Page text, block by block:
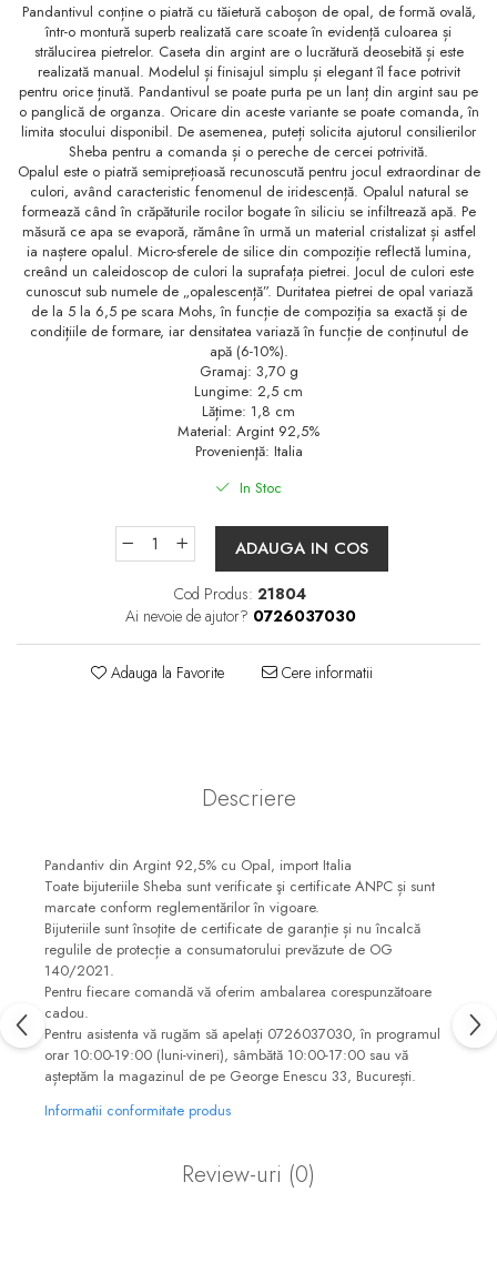
Pandantivul conține o piatră cu tăietură caboșon de opal, de formă ovală,
într-o montură superb realizată care scoate în evidență culoarea și
strălucirea pietrelor. Caseta din argint are o lucrătură deosebită și este
realizată manual. Modelul și finisajul simplu și elegant îl face potrivit
pentru orice ținută. Pandantivul se poate purta pe un lanț din argint sau pe
o panglică de organza. Oricare din aceste variante se poate comanda, în
limita stocului disponibil. De asemenea, puteți solicita ajutorul consilierilor
Sheba pentru a comanda și o pereche de cercei potrivită.
Opalul este o piatră semiprețioasă recunoscută pentru jocul extraordinar de
culori, având caracteristic fenomenul de iridescență. Opalul natural se
formează când în crăpăturile rocilor bogate în siliciu se infiltrează apă. Pe
măsură ce apa se evaporă, rămâne în urmă un material cristalizat și astfel
ia naștere opalul. Micro-sferele de silice din compoziție reflectă lumina,
creând un caleidoscop de culori la suprafața pietrei. Jocul de culori este
cunoscut sub numele de „opalescență”. Duritatea pietrei de opal variază
de la 5 la 6,5 ​​pe scara Mohs, în funcție de compoziția sa exactă și de
condițiile de formare, iar densitatea variază în funcție de conținutul de
apă (6-10%).
Gramaj: 3,70 g
Lungime: 2,5 cm
Lățime: 1,8 cm
Material: Argint 92,5%
Provenienţă: Italia
In Stoc
ADAUGA IN COS
Cod Produs: 21804
Ai nevoie de ajutor? 0726037030
Adauga la Favorite Cere informatii
Descriere
Pandantiv din Argint 92,5% cu Opal, import Italia
Toate bijuteriile Sheba sunt verificate şi certificate ANPC și sunt
marcate conform reglementărilor în vigoare.
Bijuteriile sunt însoţite de certificate de garanţie și nu încalcă
regulile de protecție a consumatorului prevăzute de OG
140/2021.
Pentru fiecare comandă vă oferim ambalarea corespunzătoare
cadou.
Pentru asistenta vă rugăm să apelați 0726037030, în programul
orar 10:00-19:00 (luni-vineri), sâmbătă 10:00-17:00 sau vă
așteptăm la magazinul de pe George Enescu 33, București.
Informatii conformitate produs
Review-uri (0)